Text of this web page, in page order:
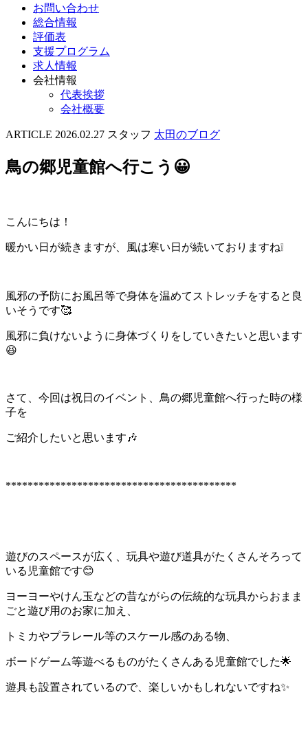
お問い合わせ
総合情報
評価表
支援プログラム
求人情報
会社情報
代表挨拶
会社概要
ARTICLE 2026.02.27 スタッフ 太田のブログ
鳥の郷児童館へ行こう😀
こんにちは！
暖かい日が続きますが、風は寒い日が続いておりますね❕
風邪の予防にお風呂等で身体を温めてストレッチをすると良
いそうです🥰
風邪に負けないように身体づくりをしていきたいと思います
😆
さて、今回は祝日のイベント、鳥の郷児童館へ行った時の様
子を
ご紹介したいと思います🎶
******************************************
遊びのスペースが広く、玩具や遊び道具がたくさんそろって
いる児童館です😊
ヨーヨーやけん玉などの昔ながらの伝統的な玩具からおまま
ごと遊び用のお家に加え、
トミカやプラレール等のスケール感のある物、
ボードゲーム等遊べるものがたくさんある児童館でした🌟
遊具も設置されているので、楽しいかもしれないですね✨